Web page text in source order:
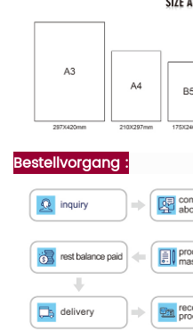
Bestellvorgang :